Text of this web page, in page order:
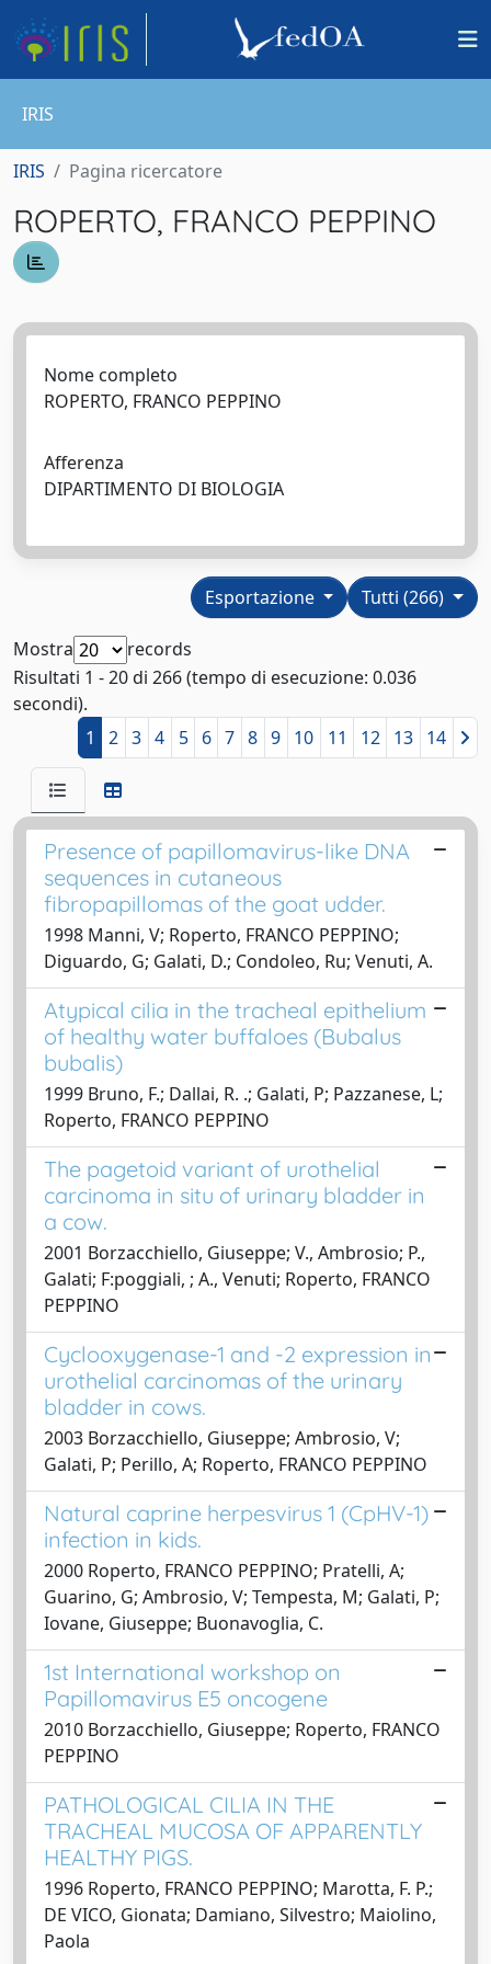
IRIS
IRIS Pagina ricercatore
ROPERTO, FRANCO PEPPINO
Nome completo
ROPERTO, FRANCO PEPPINO
Afferenza
DIPARTIMENTO DI BIOLOGIA
Tutti (266)
Esportazione
Mostra
records
Risultati 1 - 20 di 266 (tempo di esecuzione: 0.036
secondi).
1
2 3 4 5 6 7 8 9 10 11 12 13 14
Presence of papillomavirus-like DNA
sequences in cutaneous
fibropapillomas of the goat udder.
1998 Manni, V; Roperto, FRANCO PEPPINO;
Diguardo, G; Galati, D.; Condoleo, Ru; Venuti, A.
Atypical cilia in the tracheal epithelium
of healthy water buffaloes (Bubalus
bubalis)
1999 Bruno, F.; Dallai, R. .; Galati, P; Pazzanese, L;
Roperto, FRANCO PEPPINO
The pagetoid variant of urothelial
carcinoma in situ of urinary bladder in
a cow.
2001 Borzacchiello, Giuseppe; V., Ambrosio; P.,
Galati; F:poggiali, ; A., Venuti; Roperto, FRANCO
PEPPINO
Cyclooxygenase-1 and -2 expression in
urothelial carcinomas of the urinary
bladder in cows.
2003 Borzacchiello, Giuseppe; Ambrosio, V;
Galati, P; Perillo, A; Roperto, FRANCO PEPPINO
Natural caprine herpesvirus 1 (CpHV-1)
infection in kids.
2000 Roperto, FRANCO PEPPINO; Pratelli, A;
Guarino, G; Ambrosio, V; Tempesta, M; Galati, P;
Iovane, Giuseppe; Buonavoglia, C.
1st International workshop on
Papillomavirus E5 oncogene
2010 Borzacchiello, Giuseppe; Roperto, FRANCO
PEPPINO
PATHOLOGICAL CILIA IN THE
TRACHEAL MUCOSA OF APPARENTLY
HEALTHY PIGS.
1996 Roperto, FRANCO PEPPINO; Marotta, F. P.;
DE VICO, Gionata; Damiano, Silvestro; Maiolino,
Paola